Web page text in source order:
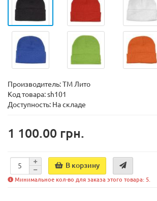
Производитель:ТМ Лито
Код товара:sh101
Доступность: На складе
1 100.00 грн.
В корзину
Минимальное кол-во для заказа этого товара: 5.